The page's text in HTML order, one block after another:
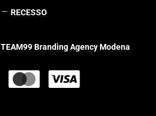
– RECESSO
TEAM99 Branding Agency Modena